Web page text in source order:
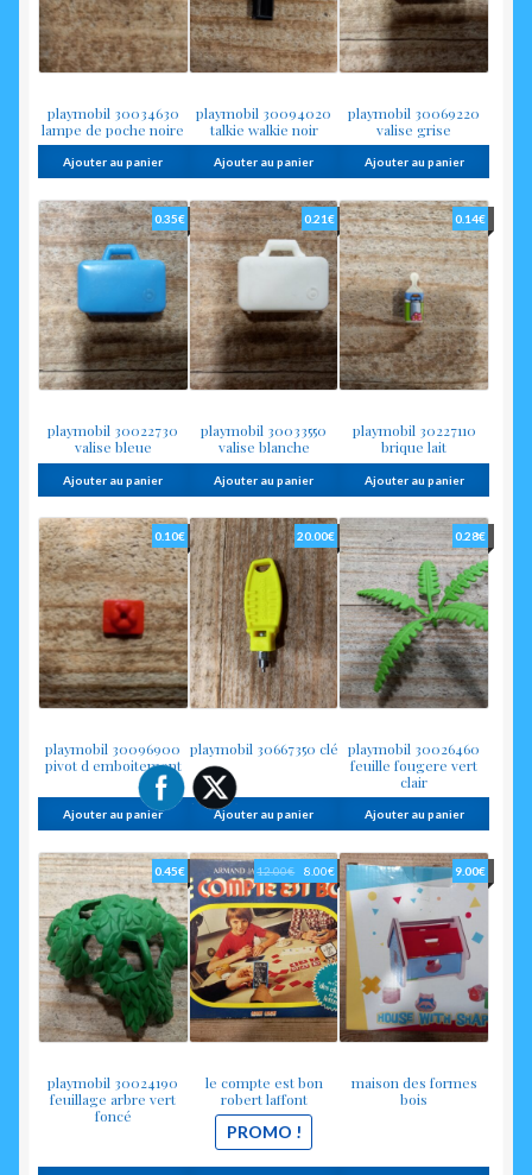
playmobil 30034630
lampe de poche noire
Ajouter au panier
playmobil 30094020
talkie walkie noir
Ajouter au panier
playmobil 30069220
valise grise
Ajouter au panier
playmobil 30022730
valise bleue
0.35€
Ajouter au panier
playmobil 30033550
valise blanche
0.21€
Ajouter au panier
playmobil 30227110
brique lait
0.14€
Ajouter au panier
playmobil 30096900
pivot d emboitement
0.10€
Ajouter au panier
playmobil 30667350 clé
20.00€
Ajouter au panier
playmobil 30026460
feuille fougere vert
clair
0.28€
Ajouter au panier
playmobil 30024190
feuillage arbre vert
foncé
0.45€
le compte est bon
robert laffont
PROMO !
12.00€ Le
prix
initial
était :
12.00€.
8.00€Le
prix
actuel
est :
8.00€.
maison des formes
bois
9.00€